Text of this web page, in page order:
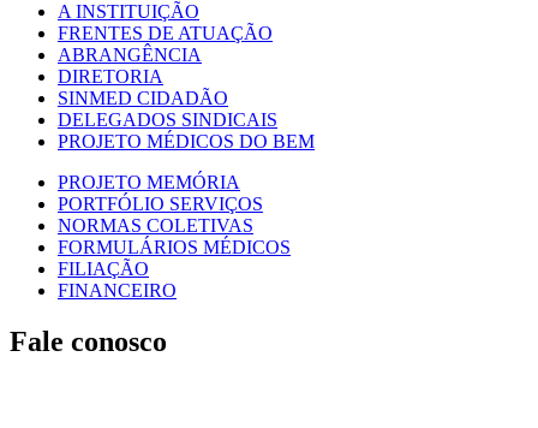
A INSTITUIÇÃO
FRENTES DE ATUAÇÃO
ABRANGÊNCIA
DIRETORIA
SINMED CIDADÃO
DELEGADOS SINDICAIS
PROJETO MÉDICOS DO BEM
PROJETO MEMÓRIA
PORTFÓLIO SERVIÇOS
NORMAS COLETIVAS
FORMULÁRIOS MÉDICOS
FILIAÇÃO
FINANCEIRO
Fale conosco